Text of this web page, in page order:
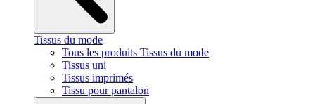
Tissus du mode
Tous les produits Tissus du mode
Tissus uni
Tissus imprimés
Tissu pour pantalon